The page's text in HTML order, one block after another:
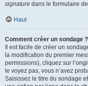
signature dans le formulaire
Haut
Comment créer un sondage ?
Il est facile de créer un
la modification du premier
permissions), cliquez sur
le voyez pas, vous n’avez
Saisissez le titre du sondage